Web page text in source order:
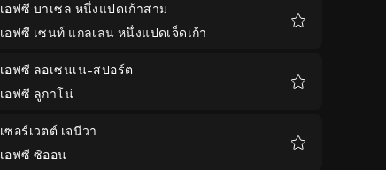
เอฟซี บาเซล หนึ่งแปดเก้าสาม
เอฟซี เซนท์ แกลเลน หนึ่งแปดเจ็ดเก้า
เอฟซี ลอเซนเน-สปอร์ต
เอฟซี ลูกาโน่
เซอร์เวตต์ เจนีวา
เอฟซี ซิออน